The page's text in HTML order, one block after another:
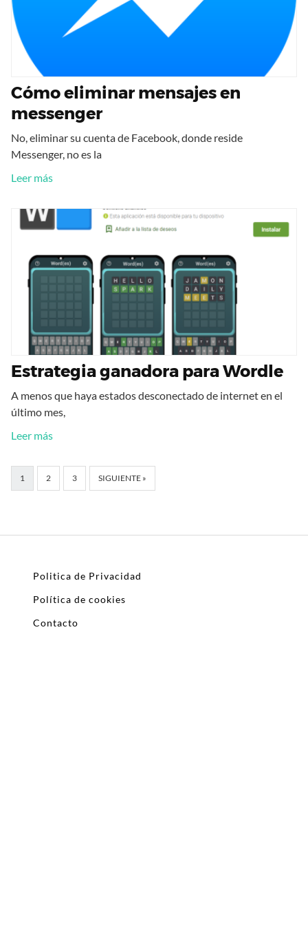
Cómo eliminar mensajes en
messenger
No, eliminar su cuenta de Facebook, donde reside
Messenger, no es la
Leer más
Estrategia ganadora para Wordle
A menos que haya estados desconectado de internet en el
último mes,
Leer más
1 2 3 SIGUIENTE »
Politica de Privacidad
Política de cookies
Contacto